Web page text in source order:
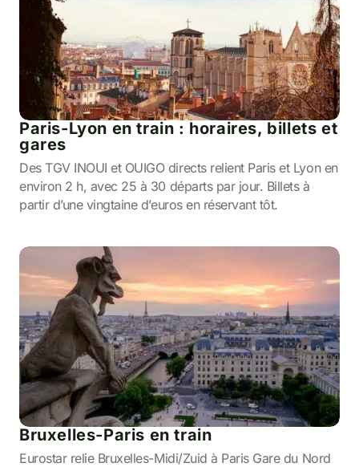
Paris-Lyon en train : horaires, billets et
gares
Des TGV INOUI et OUIGO directs relient Paris et Lyon en
environ 2 h, avec 25 à 30 départs par jour. Billets à
partir d’une vingtaine d’euros en réservant tôt.
Bruxelles-Paris en train
Eurostar relie Bruxelles-Midi/Zuid à Paris Gare du Nord